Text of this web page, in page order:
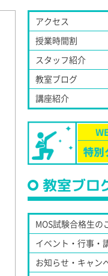
アクセス
授業時間割
スタッフ紹介
教室ブログ
講座紹介
教室ブロ
MOS試験合格生の
イベント・行事・
お知らせ・キャン